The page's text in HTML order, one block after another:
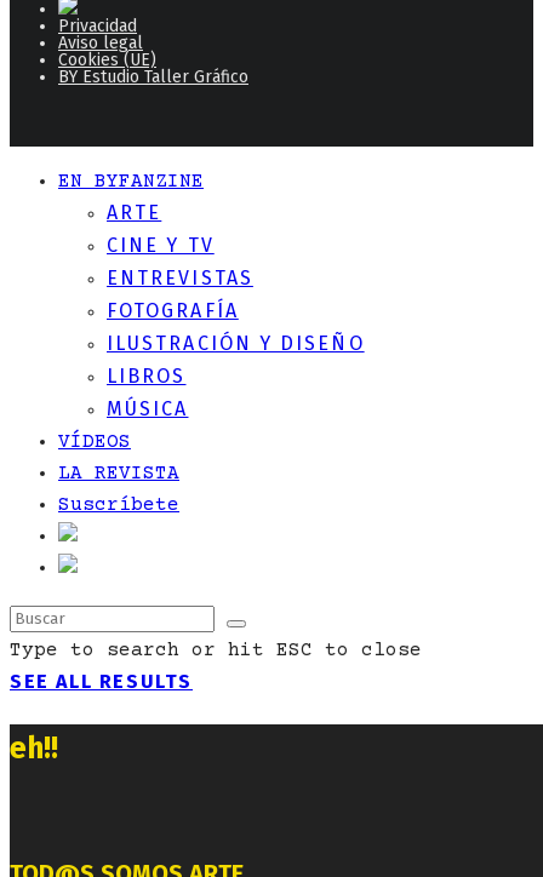
Privacidad
Aviso legal
Cookies (UE)
BY Estudio Taller Gráfico
EN BYFANZINE
ARTE
CINE Y TV
ENTREVISTAS
FOTOGRAFÍA
ILUSTRACIÓN Y DISEÑO
LIBROS
MÚSICA
VÍDEOS
LA REVISTA
Suscríbete
Type to search or hit ESC to close
SEE ALL RESULTS
eh!!